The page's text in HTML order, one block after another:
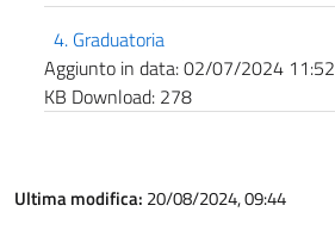
4. Graduatoria
Aggiunto in data:02/07/2024 11:52
KB Download: 278
Ultima modifica: 20/08/2024, 09:44